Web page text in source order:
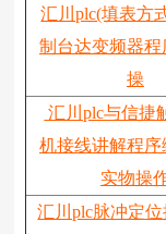
汇川plc(填表方
制台达变频器程
操
汇川plc与信捷
机接线讲解程序
实物操
汇川plc脉冲定